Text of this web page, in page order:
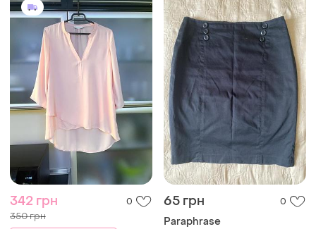
342 грн 0
350 грн
65 грн 0
Paraphrase